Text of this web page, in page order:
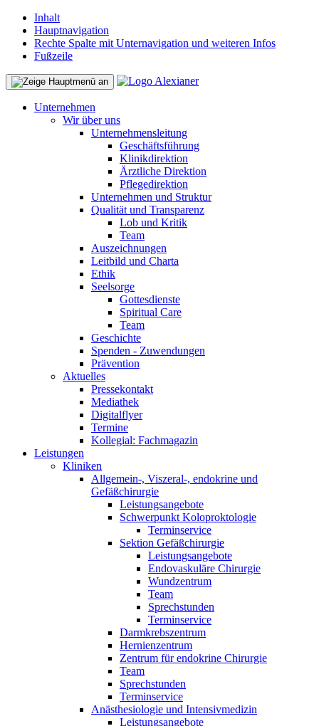
Inhalt
Hauptnavigation
Rechte Spalte mit Unternavigation und weiteren Infos
Fußzeile
Unternehmen
Wir über uns
Unternehmensleitung
Geschäftsführung
Klinikdirektion
Ärztliche Direktion
Pflegedirektion
Unternehmen und Struktur
Qualität und Transparenz
Lob und Kritik
Team
Auszeichnungen
Leitbild und Charta
Ethik
Seelsorge
Gottesdienste
Spiritual Care
Team
Geschichte
Spenden - Zuwendungen
Prävention
Aktuelles
Pressekontakt
Mediathek
Digitalflyer
Termine
Kollegial: Fachmagazin
Leistungen
Kliniken
Allgemein-, Viszeral-, endokrine und
Gefäßchirurgie
Leistungsangebote
Schwerpunkt Koloproktologie
Terminservice
Sektion Gefäßchirurgie
Leistungsangebote
Endovaskuläre Chirurgie
Wundzentrum
Team
Sprechstunden
Terminservice
Darmkrebszentrum
Hernienzentrum
Zentrum für endokrine Chirurgie
Team
Sprechstunden
Terminservice
Anästhesiologie und Intensivmedizin
Leistungsangebote